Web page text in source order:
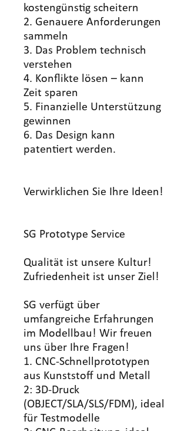
kostengünstig scheitern
2. Genauere Anforderungen
sammeln
3. Das Problem technisch
verstehen
4. Konflikte lösen – kann
Zeit sparen
5. Finanzielle Unterstützung
gewinnen
6. Das Design kann
patentiert werden.
Verwirklichen Sie Ihre Ideen!
SG Prototype Service
Qualität ist unsere Kultur!
Zufriedenheit ist unser Ziel!
SG verfügt über
umfangreiche Erfahrungen
im Modellbau! Wir freuen
uns über Ihre Fragen!
1. CNC-Schnellprototypen
aus Kunststoff und Metall
2: 3D-Druck
(OBJECT/SLA/SLS/FDM), ideal
für Testmodelle